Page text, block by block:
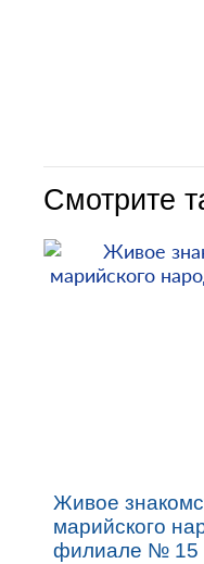
Смотрите
Живое
марийского
филиале № 15